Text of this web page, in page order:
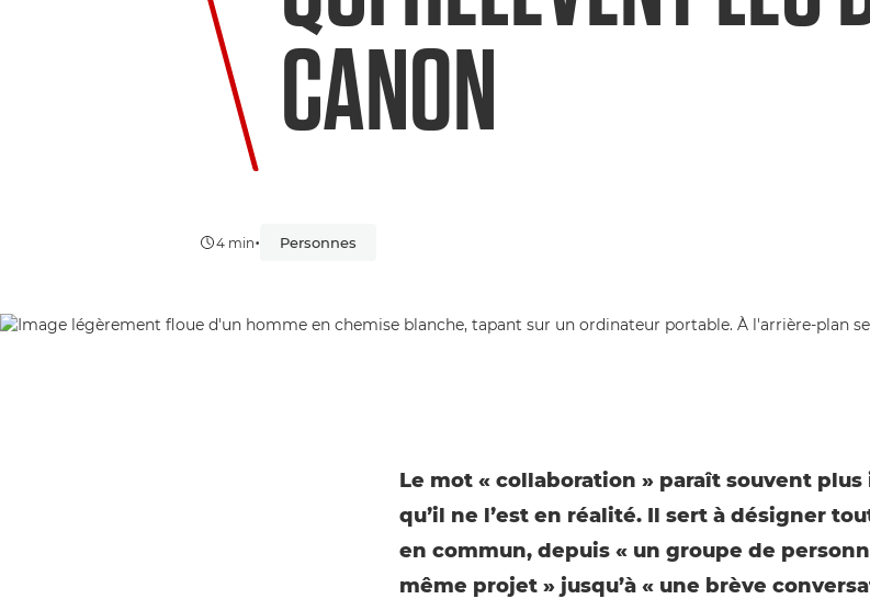
CANON
4 min• Personnes
Le mot « collaboration » paraît souvent
quʼil ne lʼest en réalité. Il sert à désigner
en commun, depuis « un groupe de
même projet » jusqu’à « une brève